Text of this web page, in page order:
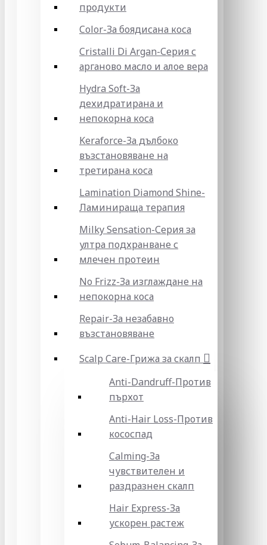
продукти
Color-За боядисана коса
Cristalli Di Argan-Серия с
арганово масло и алое вера
Hydra Soft-За
дехидратирана и
непокорна коса
Keraforce-За дълбоко
възстановяване на
третирана коса
Lamination Diamond Shine-
Ламинираща терапия
Milky Sensation-Серия за
ултра подхранване с
млечен протеин
No Frizz-За изглаждане на
непокорна коса
Repair-За незабавно
възстановяване
Scalp Care-Грижа за скалп
Anti-Dandruff-Против
пърхот
Anti-Hair Loss-Против
кососпад
Calming-За
чувствителен и
раздразнен скалп
Hair Express-За
ускорен растеж